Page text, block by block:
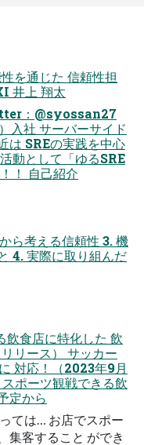
を通じた 信頼性担
井上 翔太
：@syossan27
入社 サーバーサイド
は SREの実践を中心
動として「ゆるSRE
！ 自己紹介
ら考える信頼性 3. 機
4. 実際に取り組んだ
食店に特化した 飲
リース） サッカー
対応！（2023年9月
ポーツ観戦できる飲
定から
ては… お店でスポー
集客すること ができ